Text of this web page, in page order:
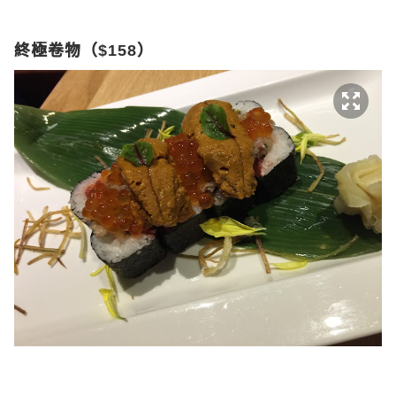
終極卷物（$158）